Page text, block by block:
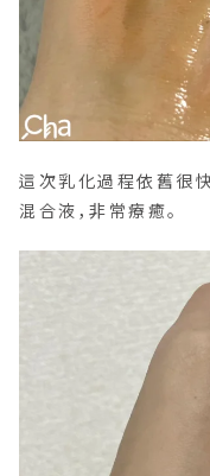
這次乳化過程依舊很
混合液，非常療癒。